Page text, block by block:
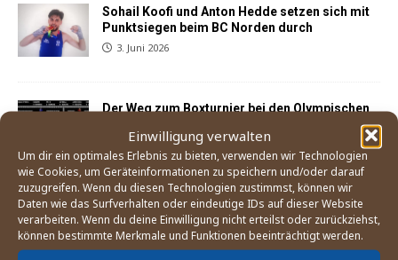
Einwilligung verwalten
Um dir ein optimales Erlebnis zu bieten, verwenden wir Technologien
wie Cookies, um Geräteinformationen zu speichern und/oder darauf
zuzugreifen. Wenn du diesen Technologien zustimmst, können wir
Daten wie das Surfverhalten oder eindeutige IDs auf dieser Website
verarbeiten. Wenn du deine Einwilligung nicht erteilst oder zurückziehst,
können bestimmte Merkmale und Funktionen beeinträchtigt werden.
Sohail Koofi und Anton Hedde setzen sich mit
Punktsiegen beim BC Norden durch
3. Juni 2026
Der Weg zum Boxturnier bei den Olympischen
21. Mai 2026
England Boxing betrachtet Mitgliedsverband
»East Midland« als gescheitert
25. April 2026